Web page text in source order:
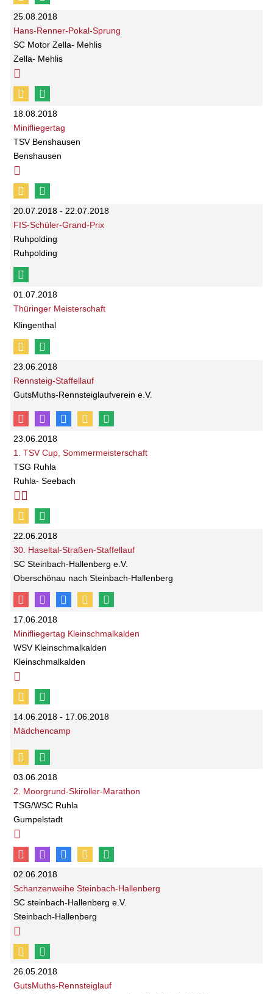
25.08.2018
Hans-Renner-Pokal-Sprung
SC Motor Zella- Mehlis
Zella- Mehlis
18.08.2018
Minifliegertag
TSV Benshausen
Benshausen
20.07.2018 - 22.07.2018
FIS-Schüler-Grand-Prix
Ruhpolding
Ruhpolding
01.07.2018
Thüringer Meisterschaft
Klingenthal
23.06.2018
Rennsteig-Staffellauf
GutsMuths-Rennsteiglaufverein e.V.
23.06.2018
1. TSV Cup, Sommermeisterschaft
TSG Ruhla
Ruhla- Seebach
22.06.2018
30. Haseltal-Straßen-Staffellauf
SC Steinbach-Hallenberg e.V.
Oberschönau nach Steinbach-Hallenberg
17.06.2018
Minifliegertag Kleinschmalkalden
WSV Kleinschmalkalden
Kleinschmalkalden
14.06.2018 - 17.06.2018
Mädchencamp
03.06.2018
2. Moorgrund-Skiroller-Marathon
TSG/WSC Ruhla
Gumpelstadt
02.06.2018
Schanzenweihe Steinbach-Hallenberg
SC steinbach-Hallenberg e.V.
Steinbach-Hallenberg
26.05.2018
GutsMuths-Rennsteiglauf